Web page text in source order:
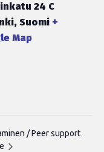
24 C
, Suomi +
Map
/ Peer support